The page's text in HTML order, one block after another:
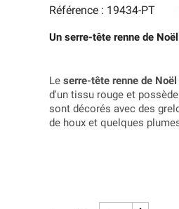
Référence : 19434-PT
Un serre-tête renne de
Le serre-tête renne de Noël
d'un tissu rouge et
sont décorés avec des
de houx et quelques